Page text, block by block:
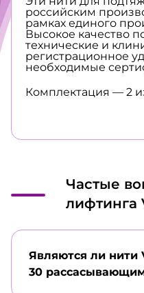
российским
рамках единого
Высокое качество
технические и
регистрационное
необходимые
Комплектация — 2
Частые
лифтинга
Являются ли нити
30